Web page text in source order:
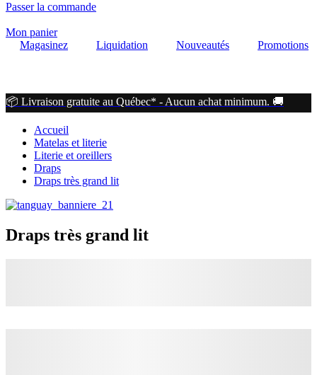
Passer la commande
Mon panier
Magasinez
Liquidation Nouveautés Promotions
📦 Livraison gratuite au Québec* - Aucun achat minimum. 🚚
Accueil
Matelas et literie
Literie et oreillers
Draps
Draps très grand lit
Draps très grand lit